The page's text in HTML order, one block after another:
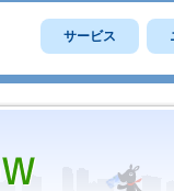
サービス